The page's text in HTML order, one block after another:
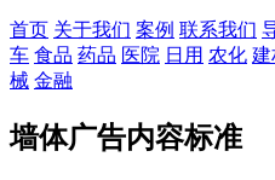
首页 关于我们 案例 联系我们
车 食品 药品 医院 日用 农化 建
械 金融
墙体广告内容标准